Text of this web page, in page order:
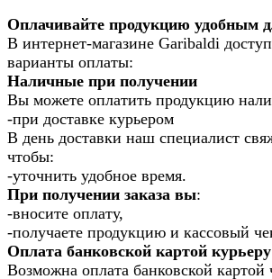
Оплачивайте продукцию удобным
В интернет-магазине Garibaldi
варианты оплаты:
Наличные при получении
Вы можете оплатить продукцию
-при доставке курьером
В день доставки наш специалист
чтобы:
-уточнить удобное время.
При получении заказа вы:
-вносите оплату,
-получаете продукцию и кассовый
Оплата банковской картой курьеру
Возможна оплата банковской картой